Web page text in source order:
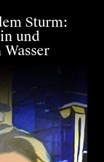
Sturm:
und